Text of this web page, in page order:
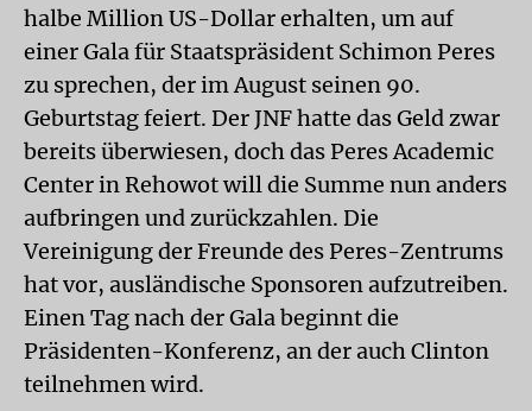
halbe Million US-Dollar erhalten, um auf
einer Gala für Staatspräsident Schimon Peres
zu sprechen, der im August seinen 90.
Geburtstag feiert. Der JNF hatte das Geld zwar
bereits überwiesen, doch das Peres Academic
Center in Rehowot will die Summe nun anders
aufbringen und zurückzahlen. Die
Vereinigung der Freunde des Peres-Zentrums
hat vor, ausländische Sponsoren aufzutreiben.
Einen Tag nach der Gala beginnt die
Präsidenten-Konferenz, an der auch Clinton
teilnehmen wird.